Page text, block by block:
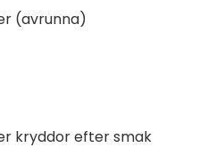
(avrunna)
kryddor efter smak